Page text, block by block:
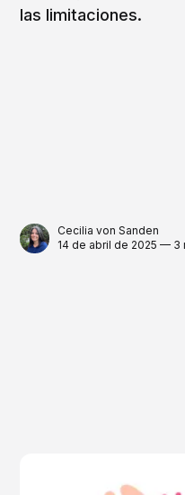
las limitaciones.
Cecilia von Sanden
14 de abril de 2025 — 3